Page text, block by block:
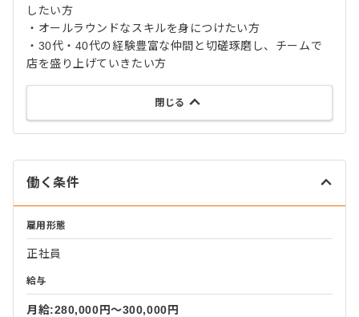
したい方
・オールラウンドなスキルを身につけたい方
・30代・40代の経験豊富な仲間と切磋琢磨し、チームで
店を盛り上げていきたい方
閉じる
働く条件
雇用形態
正社員
給与
月給:280,000円〜300,000円